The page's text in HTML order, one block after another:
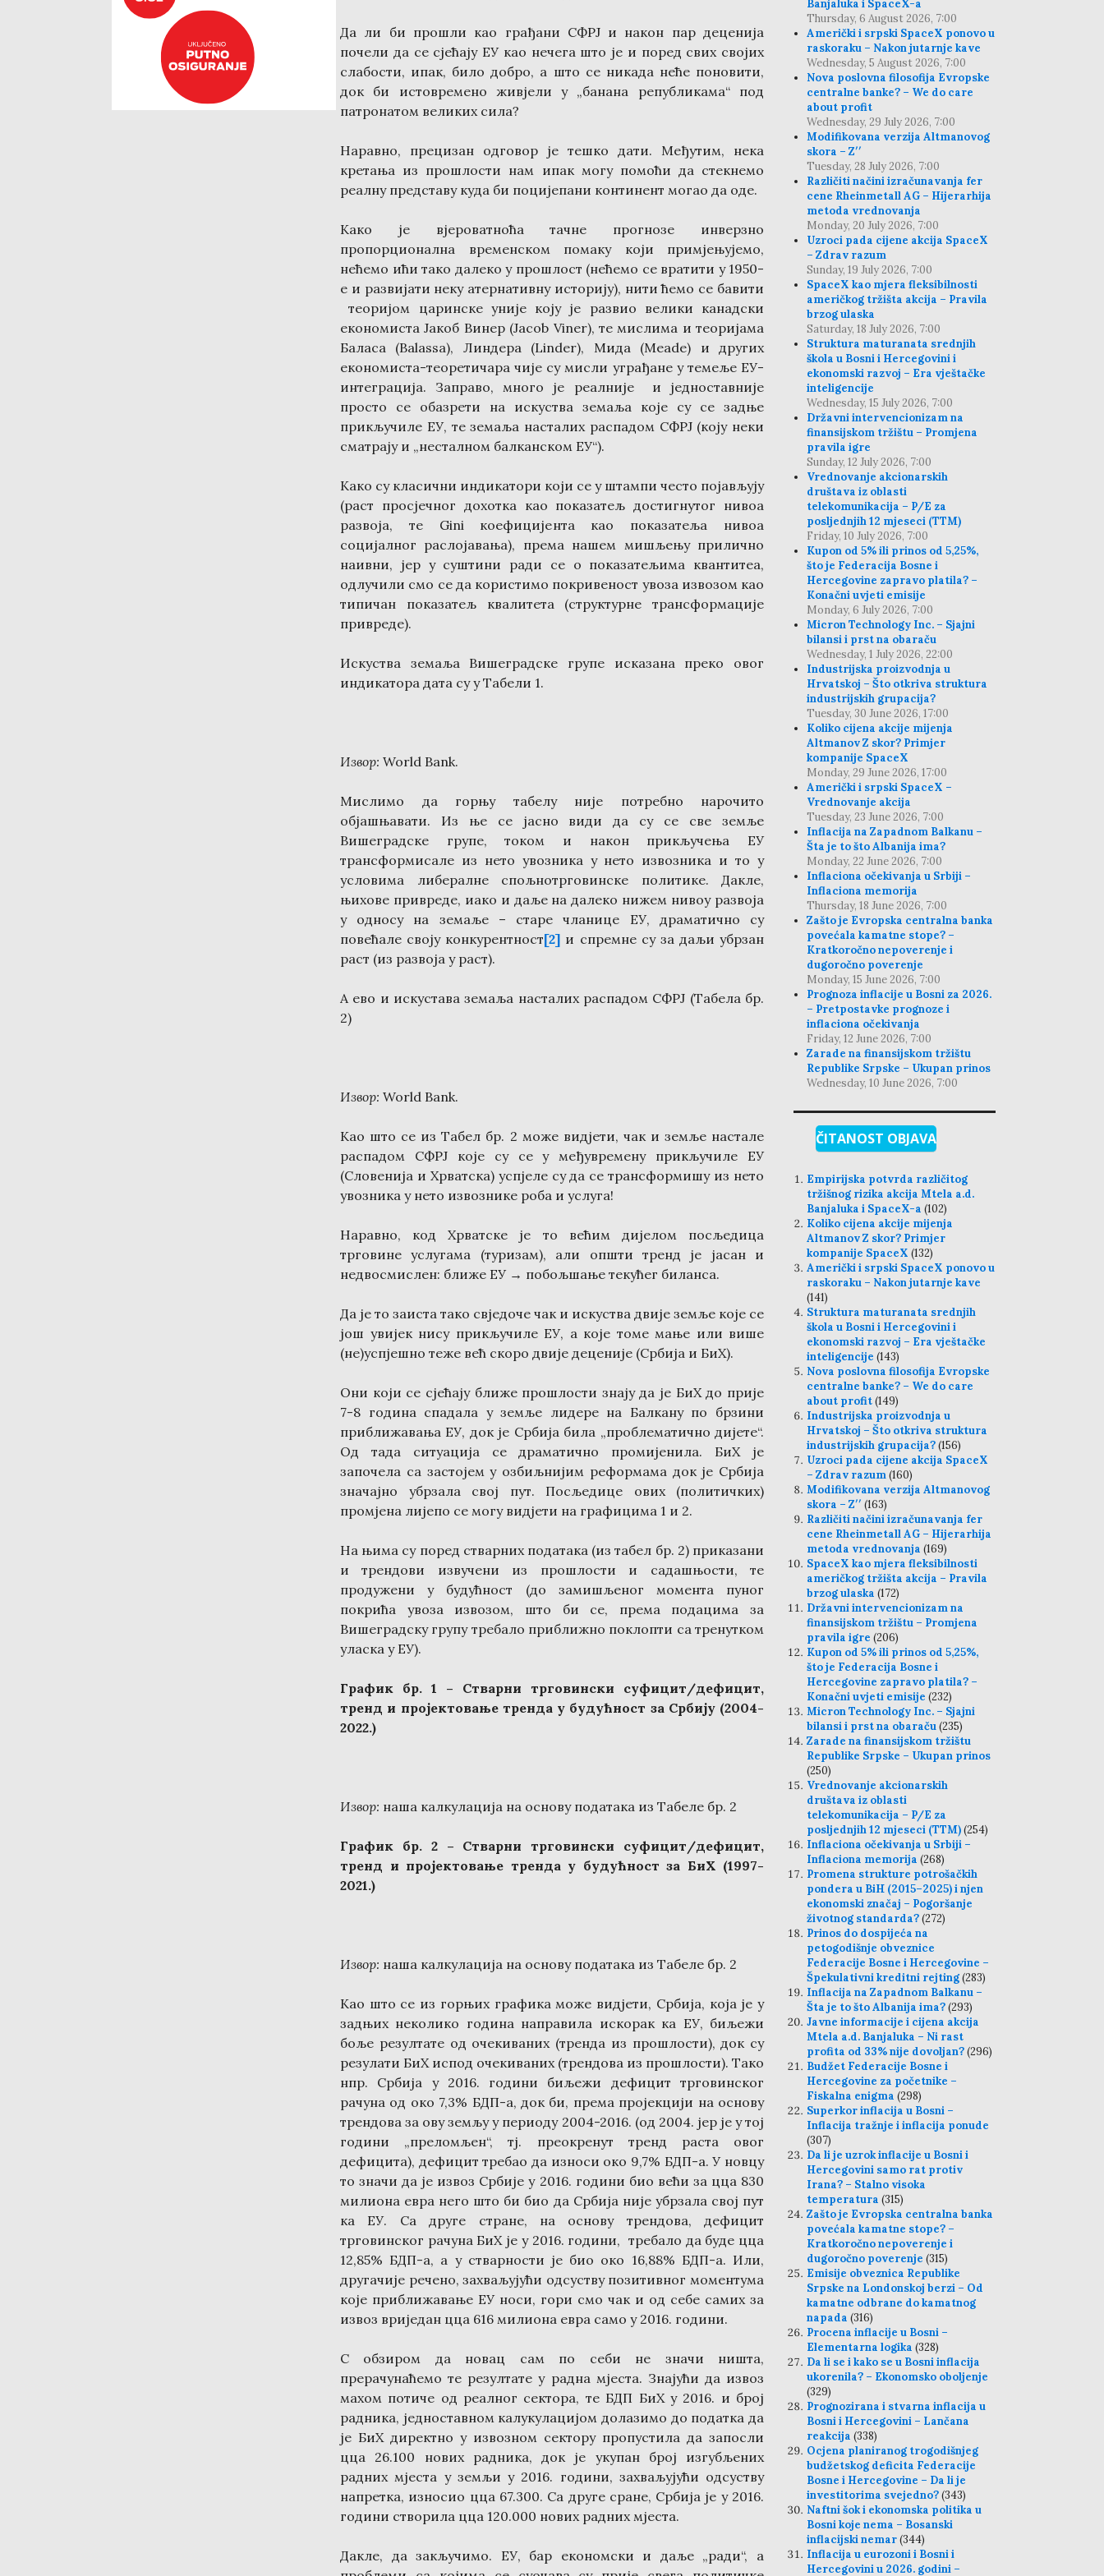
Да ли би прошли као грађани СФРЈ и након пар деценија
почели да се сјећају ЕУ као нечега што је и поред свих својих
слабости, ипак, било добро, а што се никада неће поновити,
док би истовремено живјели у „банана републикама“ под
патронатом великих сила?
Наравно, прецизан одговор је тешко дати. Међутим, нека
кретања из прошлости нам ипак могу помоћи да стекнемо
реалну представу куда би поцијепани континент могао да оде.
Како је вјероватноћа тачне прогнозе инверзно
пропорционална временском помаку који примјењујемо,
нећемо ићи тако далеко у прошлост (нећемо се вратити у 1950-
е и развијати неку атернативну историју), нити ћемо се бавити
теоријом царинске уније коју је развио велики канадски
економиста Јакоб Винер (Jacob Viner), те мислима и теоријама
Баласа (Balassa), Линдера (Linder), Мида (Meade) и других
економиста-теоретичара чије су мисли уграђане у темеље ЕУ-
интеграција. Заправо, много је реалније и једноставније
просто се обазрети на искуства земаља које су се задње
прикључиле ЕУ, те земаља насталих распадом СФРЈ (коју неки
сматрају и „несталном балканском ЕУ“).
Како су класични индикатори који се у штампи често појављују
(раст просјечног дохотка као показатељ достигнутог нивоа
развоја, те Gini коефицијента као показатеља нивоа
социјалног раслојавања), према нашем мишљењу прилично
наивни, јер у суштини ради се о показатељима квантитеа,
одлучили смо се да користимо покривеност увоза извозом као
типичан показатељ квалитета (структурне трансформације
привреде).
Искуства земаља Вишеградске групе исказана преко овог
индикатора дата су у Табели 1.
Извор: World Bank.
Мислимо да горњу табелу није потребно нарочито
објашњавати. Из ње се јасно види да су се све земље
Вишеградске групе, током и након прикључења ЕУ
трансформисале из нето увозника у нето извозника и то у
условима либералне спољнотрговинске политике. Дакле,
њихове привреде, иако и даље на далеко нижем нивоу развоја
у односу на земаље – старе чланице ЕУ, драматично су
повећале своју конкурентност[2] и спремне су за даљи убрзан
раст (из развоја у раст).
А ево и искустава земаља насталих распадом СФРЈ (Табела бр.
2)
Извор: World Bank.
Као што се из Табел бр. 2 може видјети, чак и земље настале
распадом СФРЈ које су се у међувремену прикључиле ЕУ
(Словенија и Хрватска) успјеле су да се трансформишу из нето
увозника у нето извознике роба и услуга!
Наравно, код Хрватске је то већим дијелом посљедица
трговине услугама (туризам), али општи тренд је јасан и
недвосмислен: ближе ЕУ → побољшање текућег биланса.
Да је то заиста тако свједоче чак и искуства двије земље које се
још увијек нису прикључиле ЕУ, а које томе мање или више
(не)успјешно теже већ скоро двије деценије (Србија и БиХ).
Они који се сјећају ближе прошлости знају да је БиХ до прије
7-8 година спадала у земље лидере на Балкану по брзини
приближавања ЕУ, док је Србија била „проблематично дијете“.
Од тада ситуација се драматично промијенила. БиХ је
започела са застојем у озбиљнијим реформама док је Србија
значајно убрзала свој пут. Посљедице ових (политичких)
промјена лијепо се могу видјети на графицима 1 и 2.
На њима су поред стварних података (из табел бр. 2) приказани
и трендови извучени из прошлости и садашњости, те
продужени у будућност (до замишљеног момента пуног
покрића увоза извозом, што би се, према подацима за
Вишеградску групу требало приближно поклопти са тренутком
уласка у ЕУ).
График бр. 1 – Стварни трговински суфицит/дефицит,
тренд и пројектовање тренда у будућност за Србију (2004-
2022.)
Извор: наша калкулација на основу података из Табеле бр. 2
График бр. 2– Стварни трговински суфицит/дефицит,
тренд и пројектовање тренда у будућност за БиХ (1997-
2021.)
Извор: наша калкулација на основу података из Табеле бр. 2
Као што се из горњих графика може видјети, Србија, која је у
задњих неколико година направила искорак ка ЕУ, биљежи
боље резултате од очекиваних (тренда из прошлости), док су
резулати БиХ испод очекиваних (трендова из прошлости). Тако
нпр. Србија у 2016. години биљежи дефицит трговинског
рачуна од око 7,3% БДП-а, док би, према пројекцији на основу
трендова за ову земљу у периоду 2004-2016. (од 2004. јер је у тој
години „преломљен“, тј. преокренут тренд раста овог
дефицита), дефицит требао да износи око 9,7% БДП-а. У новцу
то значи да је извоз Србије у 2016. години био већи за цца 830
милиона евра него што би био да Србија није убрзала свој пут
ка ЕУ. Са друге стране, на основу трендова, дефицит
трговинског рачуна БиХ је у 2016. години, требало да буде цца
12,85% БДП-а, а у стварности је био око 16,88% БДП-а. Или,
другачије речено, захваљујући одсуству позитивног моментума
које приближавање ЕУ носи, гори смо чак и од себе самих за
извоз вриједан цца 616 милиона евра само у 2016. години.
С обзиром да новац сам по себи не значи ништа,
прерачунаћемо те резултате у радна мјеста. Знајући да извоз
махом потиче од реалног сектора, те БДП БиХ у 2016. и број
радника, једноставном калукулацијом долазимо до податка да
је БиХ директно у извозном сектору пропустила да запосли
цца 26.100 нових радника, док је укупан број изгубљених
радних мјеста у земљи у 2016. години, захваљујући одсуству
напретка, износио цца 67.300. Са друге сране, Србија је у 2016.
години створила цца 120.000 нових радних мјеста.
Дакле, да закључимо. ЕУ, бар економски и даље „ради“, а
Banjaluka i SpaceX-a
Thursday, 6 August 2026, 7:00
Američki i srpski SpaceX ponovo u
raskoraku – Nakon jutarnje kave
Wednesday, 5 August 2026, 7:00
Nova poslovna filosofija Evropske
centralne banke? – We do care
about profit
Wednesday, 29 July 2026, 7:00
Modifikovana verzija Altmanovog
skora – Z′′
Tuesday, 28 July 2026, 7:00
Različiti načini izračunavanja fer
cene Rheinmetall AG – Hijerarhija
metoda vrednovanja
Monday, 20 July 2026, 7:00
Uzroci pada cijene akcija SpaceX
– Zdrav razum
Sunday, 19 July 2026, 7:00
SpaceX kao mjera fleksibilnosti
američkog tržišta akcija – Pravila
brzog ulaska
Saturday, 18 July 2026, 7:00
Struktura maturanata srednjih
škola u Bosni i Hercegovini i
ekonomski razvoj – Era vještačke
inteligencije
Wednesday, 15 July 2026, 7:00
Državni intervencionizam na
finansijskom tržištu – Promjena
pravila igre
Sunday, 12 July 2026, 7:00
Vrednovanje akcionarskih
društava iz oblasti
telekomunikacija – P/E za
posljednjih 12 mjeseci (TTM)
Friday, 10 July 2026, 7:00
Kupon od 5% ili prinos od 5,25%,
što je Federacija Bosne i
Hercegovine zapravo platila? –
Konačni uvjeti emisije
Monday, 6 July 2026, 7:00
Micron Technology Inc. – Sjajni
bilansi i prst na obaraču
Wednesday, 1 July 2026, 22:00
Industrijska proizvodnja u
Hrvatskoj – Što otkriva struktura
industrijskih grupacija?
Tuesday, 30 June 2026, 17:00
Koliko cijena akcije mijenja
Altmanov Z skor? Primjer
kompanije SpaceX
Monday, 29 June 2026, 17:00
Američki i srpski SpaceX –
Vrednovanje akcija
Tuesday, 23 June 2026, 7:00
Inflacija na Zapadnom Balkanu –
Šta je to što Albanija ima?
Monday, 22 June 2026, 7:00
Inflaciona očekivanja u Srbiji –
Inflaciona memorija
Thursday, 18 June 2026, 7:00
Zašto je Evropska centralna banka
povećala kamatne stope? –
Kratkoročno nepoverenje i
dugoročno poverenje
Monday, 15 June 2026, 7:00
Prognoza inflacije u Bosni za 2026.
– Pretpostavke prognoze i
inflaciona očekivanja
Friday, 12 June 2026, 7:00
Zarade na finansijskom tržištu
Republike Srpske – Ukupan prinos
Wednesday, 10 June 2026, 7:00
ČITANOST OBJAVA
Empirijska potvrda različitog
tržišnog rizika akcija Mtela a.d.
Banjaluka i SpaceX-a (102)
Koliko cijena akcije mijenja
Altmanov Z skor? Primjer
kompanije SpaceX (132)
Američki i srpski SpaceX ponovo u
raskoraku – Nakon jutarnje kave
(141)
Struktura maturanata srednjih
škola u Bosni i Hercegovini i
ekonomski razvoj – Era vještačke
inteligencije (143)
Nova poslovna filosofija Evropske
centralne banke? – We do care
about profit(149)
Industrijska proizvodnja u
Hrvatskoj – Što otkriva struktura
industrijskih grupacija?(156)
Uzroci pada cijene akcija SpaceX
– Zdrav razum(160)
Modifikovana verzija Altmanovog
skora – Z′′ (163)
Različiti načini izračunavanja fer
cene Rheinmetall AG – Hijerarhija
metoda vrednovanja (169)
SpaceX kao mjera fleksibilnosti
američkog tržišta akcija – Pravila
brzog ulaska (172)
Državni intervencionizam na
finansijskom tržištu – Promjena
pravila igre (206)
Kupon od 5% ili prinos od 5,25%,
što je Federacija Bosne i
Hercegovine zapravo platila? –
Konačni uvjeti emisije (232)
Micron Technology Inc. – Sjajni
bilansi i prst na obaraču(235)
Zarade na finansijskom tržištu
Republike Srpske – Ukupan prinos
(250)
Vrednovanje akcionarskih
društava iz oblasti
telekomunikacija – P/E za
posljednjih 12 mjeseci (TTM)(254)
Inflaciona očekivanja u Srbiji –
Inflaciona memorija (268)
Promena strukture potrošačkih
pondera u BiH (2015–2025) i njen
ekonomski značaj – Pogoršanje
životnog standarda?(272)
Prinos do dospijeća na
petogodišnje obveznice
Federacije Bosne i Hercegovine –
Špekulativni kreditni rejting(283)
Inflacija na Zapadnom Balkanu –
Šta je to što Albanija ima?(293)
Javne informacije i cijena akcija
Mtela a.d. Banjaluka – Ni rast
profita od 33% nije dovoljan?(296)
Budžet Federacije Bosne i
Hercegovine za početnike –
Fiskalna enigma (298)
Superkor inflacija u Bosni –
Inflacija tražnje i inflacija ponude
(307)
Da li je uzrok inflacije u Bosni i
Hercegovini samo rat protiv
Irana? – Stalno visoka
temperatura (315)
Zašto je Evropska centralna banka
povećala kamatne stope? –
Kratkoročno nepoverenje i
dugoročno poverenje (315)
Emisije obveznica Republike
Srpske na Londonskoj berzi – Od
kamatne odbrane do kamatnog
napada (316)
Procena inflacije u Bosni –
Elementarna logika (328)
Da li se i kako se u Bosni inflacija
ukorenila? – Ekonomsko oboljenje
(329)
Prognozirana i stvarna inflacija u
Bosni i Hercegovini – Lančana
reakcija (338)
Ocjena planiranog trogodišnjeg
budžetskog deficita Federacije
Bosne i Hercegovine – Da li je
investitorima svejedno?(343)
Naftni šok i ekonomska politika u
Bosni koje nema – Bosanski
inflacijski nemar(344)
Inflacija u eurozoni i Bosni i
Hercegovini u 2026. godini –